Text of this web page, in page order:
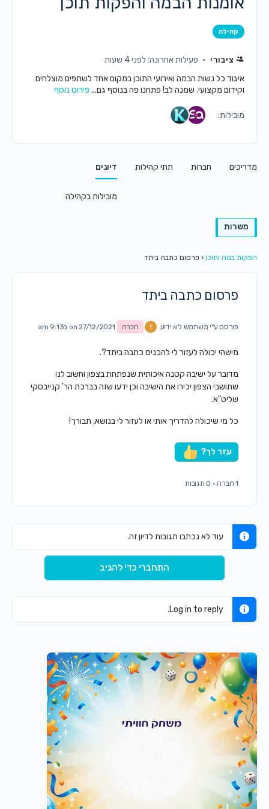
קהילה
ציבורי
פעילות אחרונה: לפני 4 שעות
איגוד כל נשות הבמה ואירועי התוכן במקום אחד לשתפים מוצלחים
וקידום מקצועי. שמנה לב! פתחנו פה בנוסף גם... פירוט נוסף
מובילות:
מדריכים חברות תתי קהילות דיונים
מובילות בקהילה
משרות
הפקות במה ותוכן ‹ פרסום כתבה ביתד
פרסום כתבה ביתד
פורסם ע"י משתמש לא ידוע חברה on 27/12/2021 ב9:13 am
מישהי יכולה לעזור לי להכניס כתבה ביתד?.
מדובר על ישיבה קטנה איכותית שנפתחת בצפון וחשוב לנו
שתושבי הצפון יכירו את הישיבה וכן ידעו שזה בברכת הר' קנייבסקי
שליט"א.
כל מי שיכולה להדריך אותי או לעזור לי בנושא, תבורך!
עזר לך?
1 חברה · 0 תגובות
עוד לא נכתבו תגובות לדיון זה.
התחברי כדי להגיב
Log in to reply.